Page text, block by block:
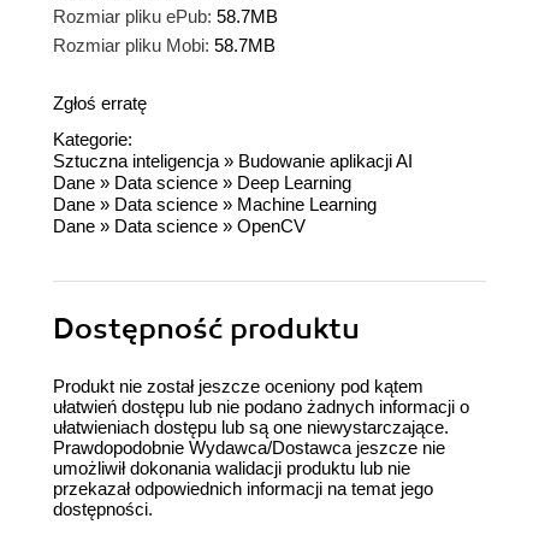
Rozmiar pliku ePub: 58.7MB
Rozmiar pliku Mobi: 58.7MB
Zgłoś erratę
Kategorie:
Sztuczna inteligencja » Budowanie aplikacji AI
Dane » Data science » Deep Learning
Dane » Data science » Machine Learning
Dane » Data science » OpenCV
Dostępność produktu
Produkt nie został jeszcze oceniony pod kątem
ułatwień dostępu lub nie podano żadnych informacji o
ułatwieniach dostępu lub są one niewystarczające.
Prawdopodobnie Wydawca/Dostawca jeszcze nie
umożliwił dokonania walidacji produktu lub nie
przekazał odpowiednich informacji na temat jego
dostępności.